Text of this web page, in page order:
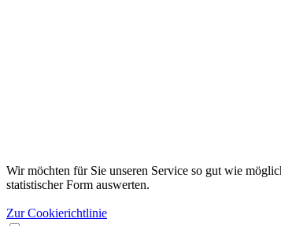
Wir möchten für Sie unseren Service so gut wie
statistischer Form auswerten.
Zur Cookierichtlinie